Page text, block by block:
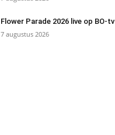
Flower Parade 2026 live op BO-tv
7 augustus 2026